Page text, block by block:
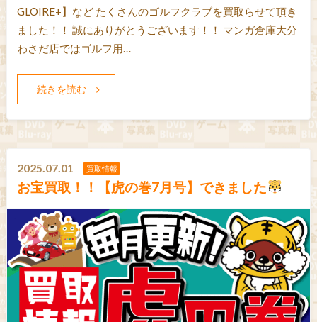
GLOIRE+】など たくさんのゴルフクラブを買取らせて頂き
ました！！ 誠にありがとうございます！！ マンガ倉庫大分
わさだ店ではゴルフ用…
続きを読む
2025.07.01 買取情報
お宝買取！！【虎の巻7月号】できました